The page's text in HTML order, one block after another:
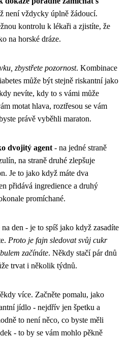
není vždycky úplně žádoucí.
kontrolu k lékaři a zjistíte, že
na horské dráze.
zbystřete pozornost. Kombinace
může být stejně riskantní jako
nevíte, kdy to s vámi může
motat hlava, roztřesou se vám
právě vyběhli maraton.
dvojitý agent - na jedné straně
na straně druhé zlepšuje
Je to jako když máte dva
přidává ingredience a druhý
promíchané.
den - je to spíš jako když zasadíte
Proto je fajn sledovat svůj cukr
začínáte. Někdy stačí pár dnů
trvat i několik týdnů.
více. Začněte pomalu, jako
jídlo - nejdřív jen špetku a
to není něco, co byste měli
- to by se vám mohlo pěkně